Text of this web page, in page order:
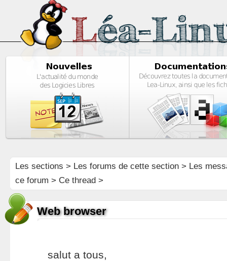
Les sections > Les forums de cette section> Les
ce forum > Ce thread >
Web browser
salut a tous,